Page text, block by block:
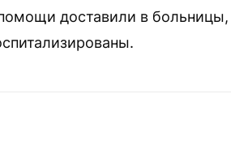
доставили в больницы,